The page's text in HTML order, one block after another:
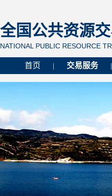
全国公共资源
NATIONAL PUBLIC RESOURCE
首页 交易服务